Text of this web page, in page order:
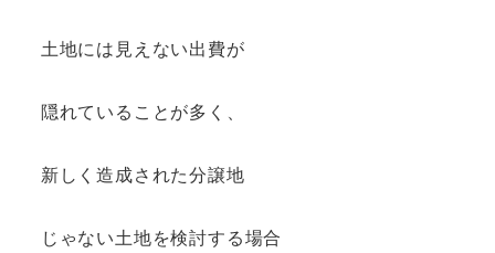
土地には見えない出費が
隠れていることが多く、
新しく造成された分譲地
じゃない土地を検討する場合